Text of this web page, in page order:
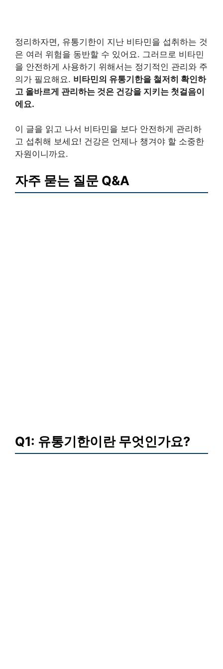
정리하자면, 유통기한이 지난 비타민을 섭취하는 것
은 여러 위험을 동반할 수 있어요. 그러므로 비타민
을 안전하게 사용하기 위해서는 정기적인 관리와 주
의가 필요해요. 비타민의 유통기한을 철저히 확인하
고 올바르게 관리하는 것은 건강을 지키는 첫걸음이
에요.
이 글을 읽고 나서 비타민을 보다 안전하게 관리하
고 섭취해 보세요! 건강은 언제나 챙겨야 할 소중한
자원이니까요.
자주 묻는 질문 Q&A
Q1: 유통기한이란 무엇인가요?